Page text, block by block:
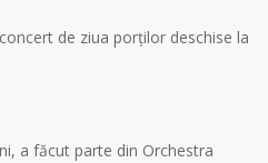
de ziua porților deschise la
a făcut parte din Orchestra